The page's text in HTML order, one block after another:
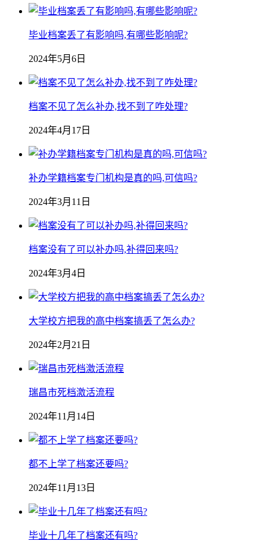
毕业档案丢了有影响吗,有哪些影响呢?
2024年5月6日
档案不见了怎么补办,找不到了咋处理?
2024年4月17日
补办学籍档案专门机构是真的吗,可信吗?
2024年3月11日
档案没有了可以补办吗,补得回来吗?
2024年3月4日
大学校方把我的高中档案搞丢了怎么办?
2024年2月21日
瑞昌市死档激活流程
2024年11月14日
都不上学了档案还要吗?
2024年11月13日
毕业十几年了档案还有吗?